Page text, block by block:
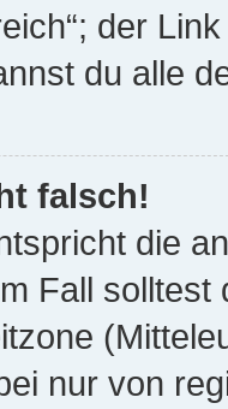
der
du alle
falsch!
die
Fall solltest
nur von